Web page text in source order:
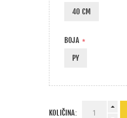
40 CM
BOJA *
PY
KOLIČINA: